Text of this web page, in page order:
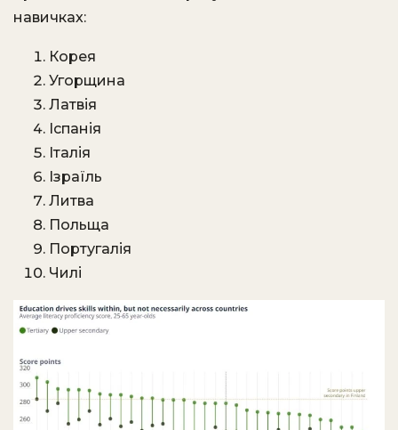
навичках:
Корея
Угорщина
Латвія
Іспанія
Італія
Ізраїль
Литва
Польща
Португалія
Чилі